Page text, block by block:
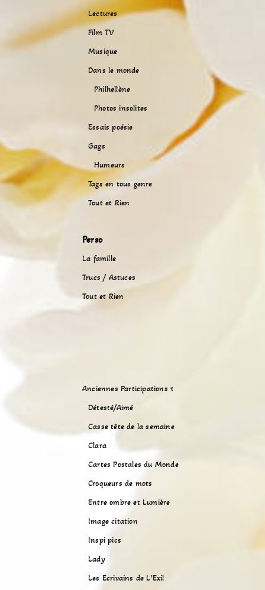
Lectures
Film TV
Musique
Dans le monde
Philhellène
Photos insolites
Essais poésie
Gags
Humeurs
Tags en tous genre
Tout et Rien
Perso
La famille
Trucs / Astuces
Tout et Rien
Anciennes Participations 1
Détesté/Aimé
Casse tête de la semaine
Clara
Cartes Postales du Monde
Croqueurs de mots
Entre ombre et Lumière
Image citation
Inspi pics
Lady
Les Ecrivains de L’Exil